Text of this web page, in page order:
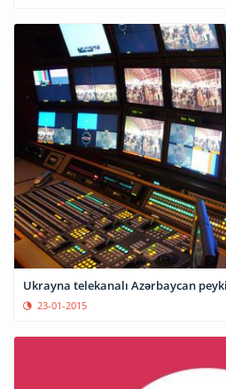
Ukrayna telekanalı Azərbaycan
23-01-2015